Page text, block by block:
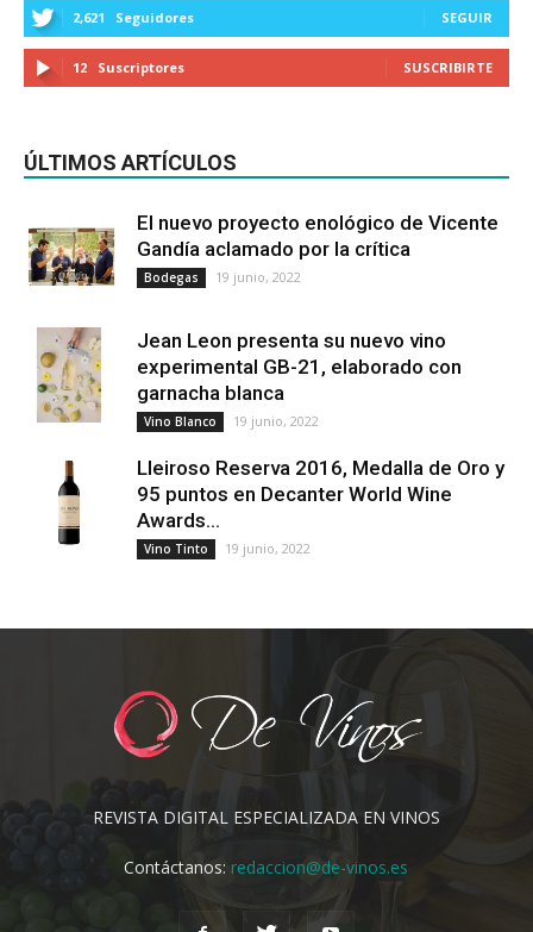
2,621 Seguidores SEGUIR
12 Suscriptores SUSCRIBIRTE
ÚLTIMOS ARTÍCULOS
El nuevo proyecto enológico de Vicente
Gandía aclamado por la crítica
Bodegas 19 junio, 2022
Jean Leon presenta su nuevo vino
experimental GB-21, elaborado con
garnacha blanca
Vino Blanco 19 junio, 2022
Lleiroso Reserva 2016, Medalla de Oro y
95 puntos en Decanter World Wine
Awards...
Vino Tinto 19 junio, 2022
REVISTA DIGITAL ESPECIALIZADA EN VINOS
Contáctanos:redaccion@de-vinos.es